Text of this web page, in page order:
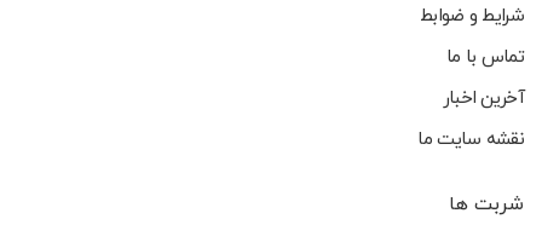
شرایط و ضوابط
تماس با ما
آخرین اخبار
نقشه سایت ما
شربت ها